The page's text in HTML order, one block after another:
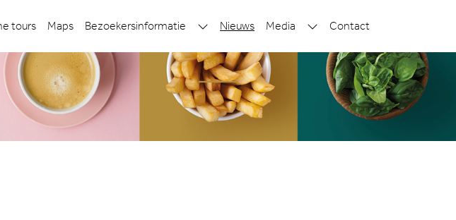
tours Maps Bezoekersinformatie Nieuws Media Contact